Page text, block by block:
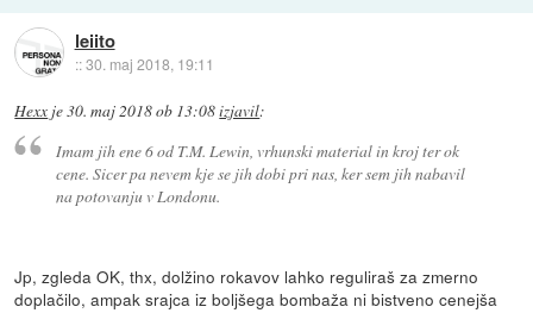
leiito
::30. maj 2018, 19:11
Hexx je30. maj 2018 ob 13:08izjavil:
Imam jih ene 6 od T.M. Lewin, vrhunski material in kroj ter ok
cene. Sicer pa nevem kje se jih dobi pri nas, ker sem jih nabavil
na potovanju v Londonu.
Jp, zgleda OK, thx, dolžino rokavov lahko reguliraš za zmerno
doplačilo, ampak srajca iz boljšega bombaža ni bistveno cenejša